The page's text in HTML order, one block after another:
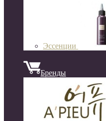
Эссенции
Бренды